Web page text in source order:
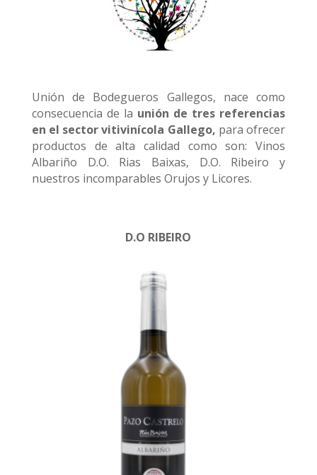
Unión de Bodegueros Gallegos, nace como
consecuencia de la unión de tres referencias
en el sector vitivinícola Gallego, para ofrecer
productos de alta calidad como son: Vinos
Albariño D.O. Rias Baixas, D.O. Ribeiro y
nuestros incomparables Orujos y Licores.
D.O RIBEIRO